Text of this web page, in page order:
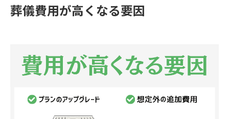
葬儀費用が高くなる要因